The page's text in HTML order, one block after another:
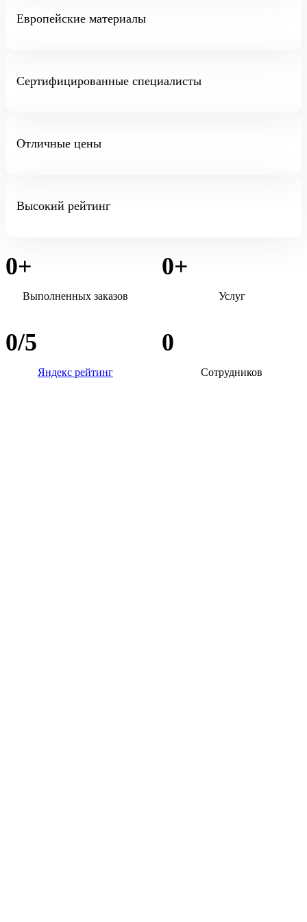
Европейские материалы
Сертифицированные специалисты
Отличные цены
Высокий рейтинг
0+
Выполненных заказов
0+
Услуг
0/5
Яндекс рейтинг
0
Сотрудников